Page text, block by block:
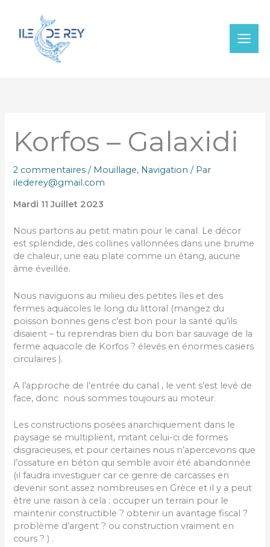
contenu
Korfos – Galaxidi
2 commentaires / Mouillage, Navigation / Par
ilederey@gmail.com
Mardi 11 Juillet 2023
Nous partons au petit matin pour le canal. Le décor
est splendide, des collines vallonnées dans une brume
de chaleur, une eau plate comme un étang, aucune
âme éveillée.
Nous naviguons au milieu des petites îles et des
fermes aquacoles le long du littoral (mangez du
poisson bonnes gens c’est bon pour la santé qu’ils
disaient – tu reprendras bien du bon bar sauvage de la
ferme aquacole de Korfos ? élevés en énormes casiers
circulaires ).
A l’approche de l’entrée du canal , le vent s’est levé de
face, donc nous sommes toujours au moteur.
Les constructions posées anarchiquement dans le
paysage se multiplient, mitant celui-ci de formes
disgracieuses, et pour certaines nous n’apercevons que
l’ossature en béton qui semble avoir été abandonnée
(il faudra investiguer car ce genre de carcasses en
devenir sont assez nombreuses en Grèce et il y a peut
être une raison à cela : occuper un terrain pour le
maintenir constructible ? obtenir un avantage fiscal ?
problème d’argent ? ou construction vraiment en
cours ? ) .